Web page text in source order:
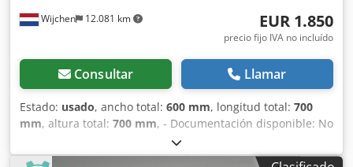
Wijchen 12.081 km EUR 1.850
precio fijo IVA no incluído
Consultar Llamar
Estado: usado, ancho total: 600 mm, longitud total: 700
mm, altura total: 700 mm, - Documentación disponible: No
- Certificado CE disponible: No - Potencia del motor
principal [kW]: 0,75 - Taladro incluido: Sí - Llave para